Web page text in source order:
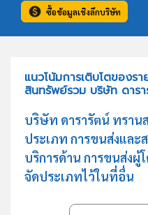
ซื้อข้อมูลเชิงลึกบริษัท
แนวโน้มการเติบโตของร
สินทรัพย์รวม บริษัท ดาร
บริษัท ดารารัตน์ ทราน
ประเภท การขนส่งและ
บริการด้าน การขนส่งผู้
จัดประเภทไว้ในที่อื่น